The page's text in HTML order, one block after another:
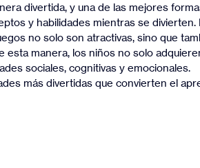
divertida, y una de las mejores
y habilidades mientras se divierten.
no solo son atractivas, sino que
esta manera, los niños no solo
sociales, cognitivas y emocionales.
más divertidas que convierten el